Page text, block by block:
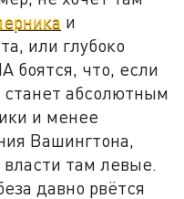
и
или глубоко
боятся, что, если
станет абсолютным
и менее
Вашингтона,
власти там левые.
давно рвётся